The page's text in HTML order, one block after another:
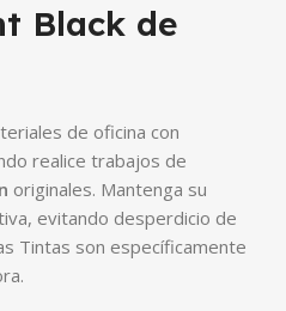
Black de
de oficina con
realice trabajos de
originales. Mantenga su
evitando desperdicio de
Tintas son específicamente